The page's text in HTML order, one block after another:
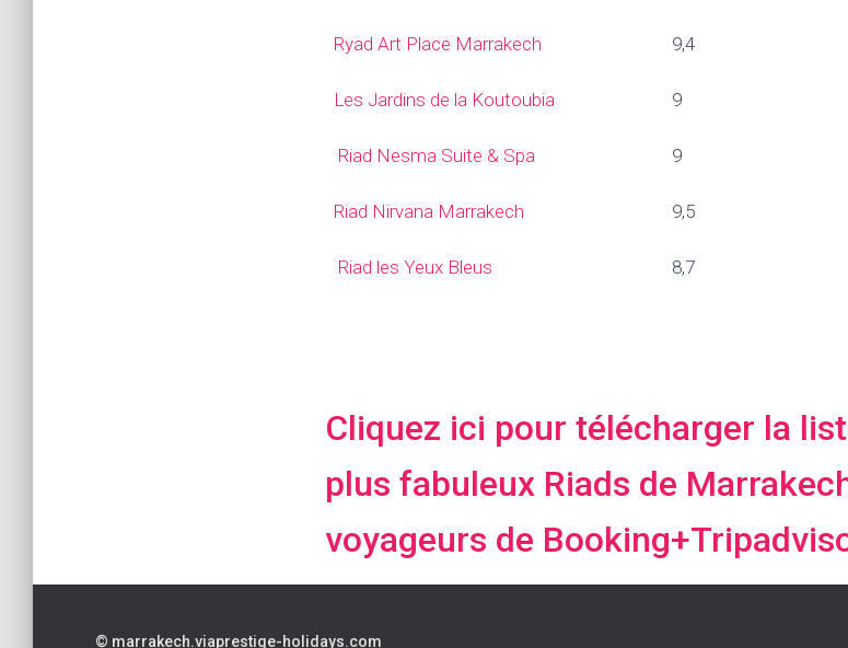
Ryad Art Place Marrakech 9,4
Les Jardins de la Koutoubia 9
Riad Nesma Suite & Spa 9
Riad Nirvana Marrakech 9,5
Riad les Yeux Bleus 8,7
Cliquez ici pour télécharger la
plus fabuleux Riads de
voyageurs de
© marrakech.viaprestige-holidays.com